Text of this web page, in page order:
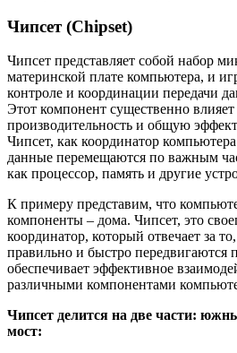
Чипсет (Chipset)
Чипсет представляет собой набор
материнской плате компьютера, и
контроле и координации передачи
Этот компонент существенно влияет
производительность и общую
Чипсет, как координатор
данные перемещаются по важным
как процессор, память и другие
К примеру представим, что
компоненты – дома. Чипсет, это
координатор, который отвечает за
правильно и быстро передвигаются
обеспечивает эффективное
различными компонентами
Чипсет делится на две части:
мост: